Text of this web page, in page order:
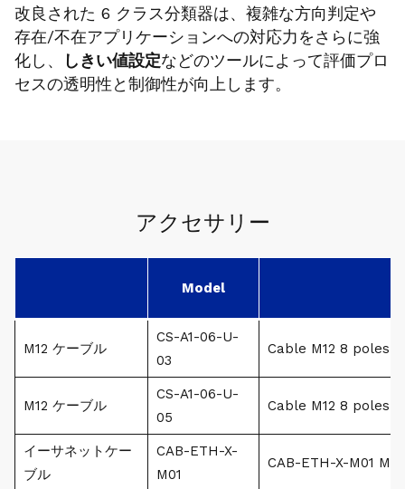
改良された 6 クラス分類器は、複雑な方向判定や
存在/不在アプリケーションへの対応力をさらに強
化し、
しきい値設定などのツールによって評価プロ
セスの透明性と制御性が向上します。
アクセサリー
Model
M12 ケーブル
CS-A1-06-U-
03
Cable M12 8 poles
M12 ケーブル
CS-A1-06-U-
05
Cable M12 8 poles
イーサネットケー
ブル
CAB-ETH-X-
M01
CAB-ETH-X-M01